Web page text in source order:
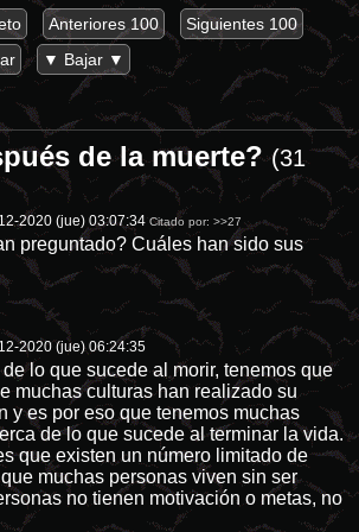
Anteriores 100
Siguientes 100
▼ Bajar ▼
de la muerte?(31
2020 (jue) 03:07:34 Citado por:>>27
preguntado? Cuáles han sido sus
2020 (jue) 06:24:35
lo que sucede al morir, tenemos que
muchas culturas han realizado su
y es por eso que tenemos muchas
de lo que sucede al terminar la vida.
que existen un número limitado de
muchas personas viven sin ser
no tienen motivación o metas, no